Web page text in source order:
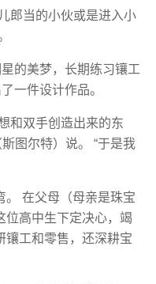
郎当的小伙或是进入小
的美梦，长期练习镶工
一件设计作品。
和双手创造出来的东
图尔特）说。 “于是我
。 在父母（母亲是珠宝
位高中生下定决心，竭
镶工和零售，还深耕宝